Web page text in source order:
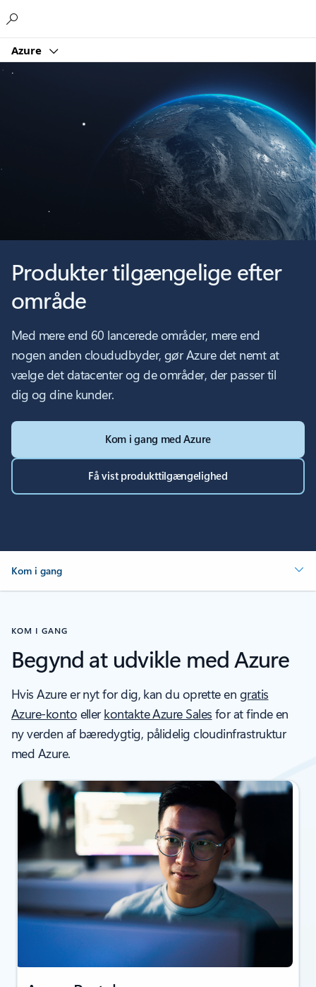
Azure
Produkter tilgængelige efter
område
Med mere end 60 lancerede områder, mere end
nogen anden cloududbyder, gør Azure det nemt at
vælge det datacenter og de områder, der passer til
dig og dine kunder.
Kom i gang med Azure
Få vist produkttilgængelighed
Kom i gang
KOM I GANG
Begynd at udvikle med Azure
Hvis Azure er nyt for dig, kan du oprette en gratis
Azure-konto ellerkontakte Azure Sales for at finde en
ny verden af bæredygtig, pålidelig cloudinfrastruktur
med Azure.